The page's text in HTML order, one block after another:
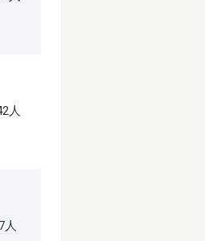
人
人